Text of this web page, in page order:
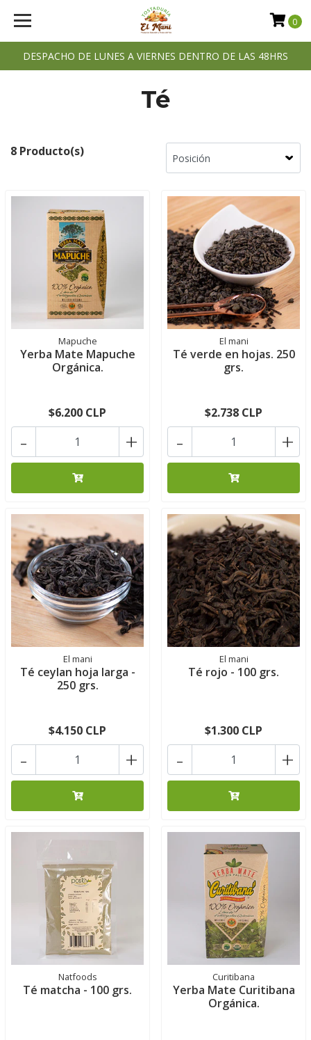
DESPACHO DE LUNES A VIERNES DENTRO DE LAS 48HRS
0
Té
8 Producto(s)
Mapuche
Yerba Mate Mapuche
Orgánica.
$6.200 CLP
+
-
El mani
Té verde en hojas. 250
grs.
$2.738 CLP
+
-
El mani
Té ceylan hoja larga -
250 grs.
$4.150 CLP
+
-
El mani
Té rojo - 100 grs.
$1.300 CLP
+
-
Natfoods
Té matcha - 100 grs.
Curitibana
Yerba Mate Curitibana
Orgánica.